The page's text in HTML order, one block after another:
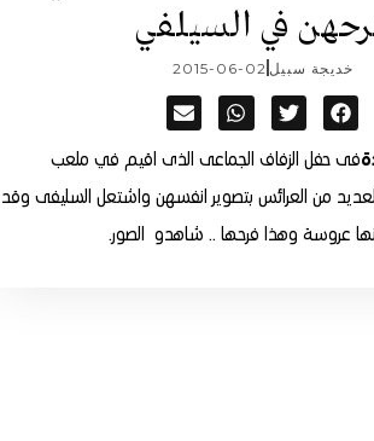
في السيلفي
خديجة سبيل 2015-06-02
فى حفل الزفاف الجماعى الذى اقيم في ملعب
من العرائس بتصوير انفسهن واشتعل السليفى وقد
عروسة وهذا فرحها .. شاهدو الصور.